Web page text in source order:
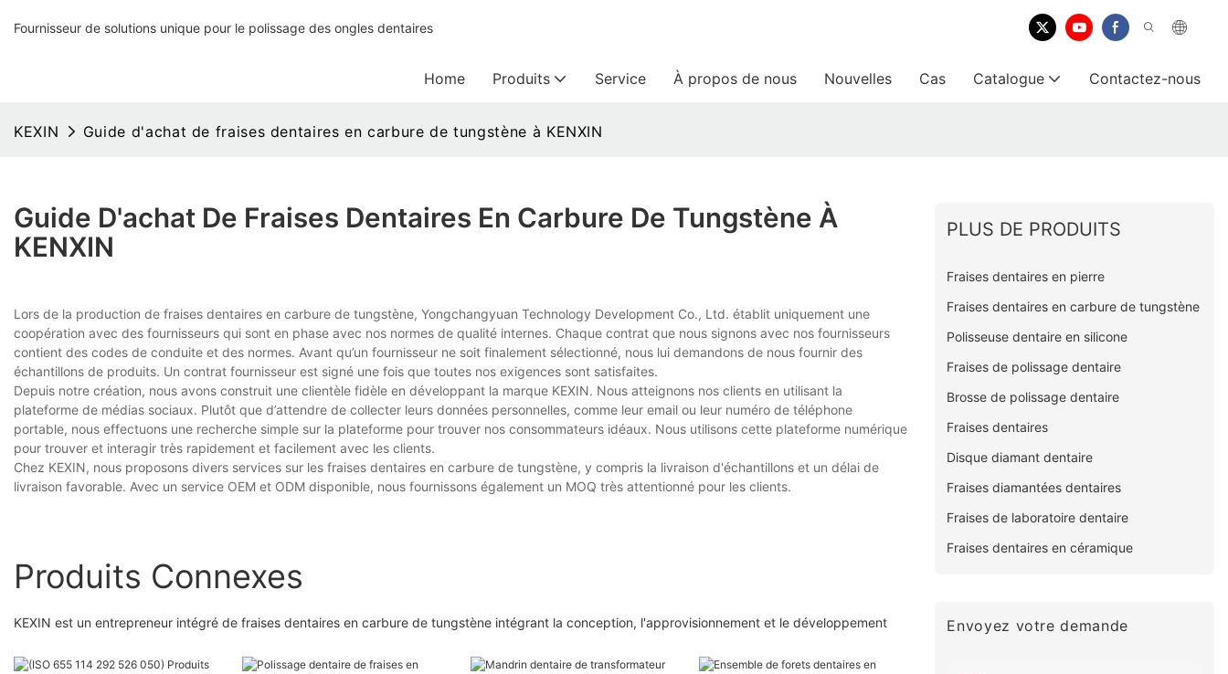
Fournisseur de solutions unique pour le polissage des ongles dentaires
Home Produits Service À propos de nous Nouvelles Cas Catalogue Contactez-nous
KEXIN Guide d'achat de fraises dentaires en carbure de tungstène à KENXIN
Guide D'achat De Fraises Dentaires En Carbure De Tungstène À
KENXIN
Lors de la production de fraises dentaires en carbure de tungstène, Yongchangyuan Technology Development Co., Ltd. établit uniquement une
coopération avec des fournisseurs qui sont en phase avec nos normes de qualité internes. Chaque contrat que nous signons avec nos fournisseurs
contient des codes de conduite et des normes. Avant qu’un fournisseur ne soit finalement sélectionné, nous lui demandons de nous fournir des
échantillons de produits. Un contrat fournisseur est signé une fois que toutes nos exigences sont satisfaites.
Depuis notre création, nous avons construit une clientèle fidèle en développant la marque KEXIN. Nous atteignons nos clients en utilisant la
plateforme de médias sociaux. Plutôt que d’attendre de collecter leurs données personnelles, comme leur email ou leur numéro de téléphone
portable, nous effectuons une recherche simple sur la plateforme pour trouver nos consommateurs idéaux. Nous utilisons cette plateforme numérique
pour trouver et interagir très rapidement et facilement avec les clients.
Chez KEXIN, nous proposons divers services sur les fraises dentaires en carbure de tungstène, y compris la livraison d'échantillons et un délai de
livraison favorable. Avec un service OEM et ODM disponible, nous fournissons également un MOQ très attentionné pour les clients.
Produits Connexes
KEXIN est un entrepreneur intégré de fraises dentaires en carbure de tungstène intégrant la conception, l'approvisionnement et le développement
PLUS DE PRODUITS
Fraises dentaires en pierre
Fraises dentaires en carbure de tungstène
Polisseuse dentaire en silicone
Fraises de polissage dentaire
Brosse de polissage dentaire
Fraises dentaires
Disque diamant dentaire
Fraises diamantées dentaires
Fraises de laboratoire dentaire
Fraises dentaires en céramique
Envoyez votre demande